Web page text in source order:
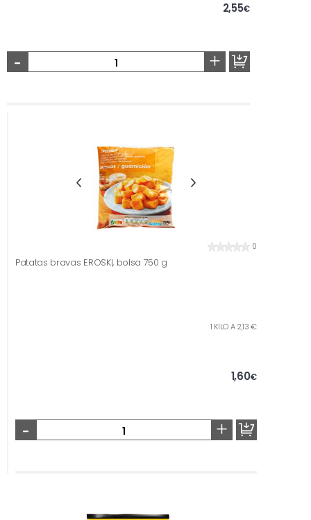
2,55€
- +
0
Patatas bravas EROSKI, bolsa 750 g
1 KILO A 2,13 €
1,60€
- +